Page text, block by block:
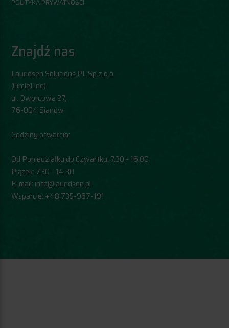
Znajdź nas
Lauridsen Solutions PL Sp z.o.o
(CircleLine)
​ul. Dworcowa 27,
76-004 Sianów
Godziny otwarcia:
Od Poniedziałku do Czwartku: 7.30 - 16.00
Piątek: 7.30 - 14.30
E-mail: info@lauridsen.pl
Wsparcie: +48 735-967-191